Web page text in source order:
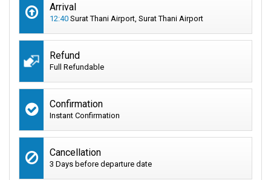
Arrival
12:40 Surat Thani Airport, Surat Thani Airport
Refund
Full Refundable
Confirmation
Instant Confirmation
Cancellation
3 Days before departure date